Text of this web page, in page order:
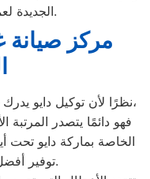
الجديدة لعمل الإصلاحات اللازمة.
مركز صيانة
نظرًا لأن توكيل دايو يدرك جيدًا ما يحتاجه العملاء الفيوم الجديدة،
فهو دائمًا يتصدر المرتبة
الخاصة بماركة دايو تحت
توفير أفضل خدمات الدعم الفنى.